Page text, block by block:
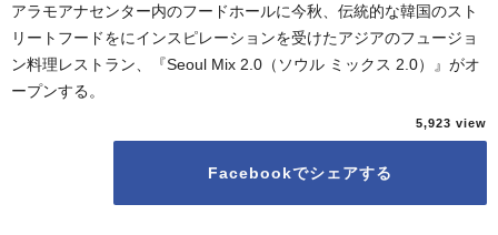
アラモアナセンター内のフードホールに今秋、伝統的な韓国のスト
リートフードをにインスピレーションを受けたアジアのフュージョ
ン料理レストラン、『Seoul Mix 2.0（ソウル ミックス 2.0）』がオ
ープンする。
5,923
Facebookでシェアする